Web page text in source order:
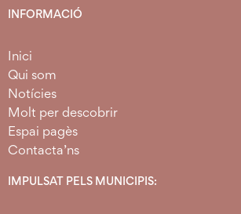
INFORMACIÓ
Inici
Qui som
Notícies
Molt per descobrir
Espai pagès
Contacta’ns
IMPULSAT PELS MUNICIPIS: